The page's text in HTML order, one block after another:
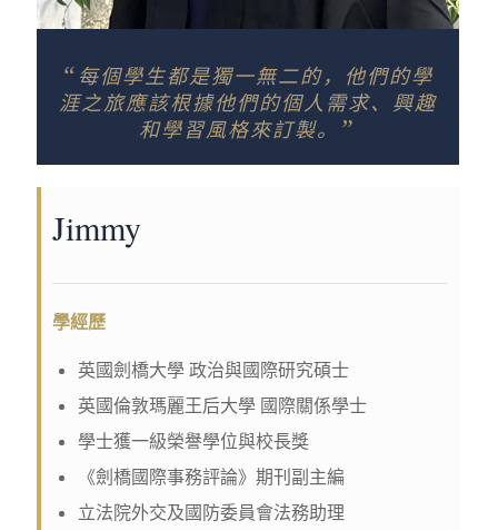
“ 每個學生都是獨一無二的，他們的學
涯之旅應該根據他們的個人需求、興趣
和學習風格來訂製。
”
Jimmy
學經歷
英國劍橋大學 政治與國際研究碩士
英國倫敦瑪麗王后大學 國際關係學士
學士獲一級榮譽學位與校長獎
《劍橋國際事務評論》期刊副主編
立法院外交及國防委員會法務助理